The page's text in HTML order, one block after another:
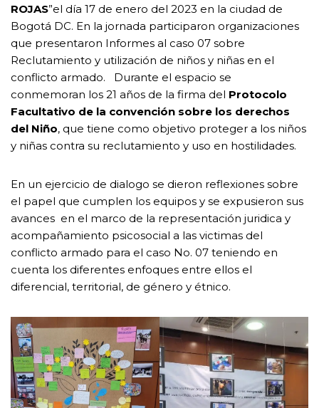
ROJAS”el día 17 de enero del 2023 en la ciudad de
Bogotá DC. En la jornada participaron organizaciones
que presentaron Informes al caso 07 sobre
Reclutamiento y utilización de niños y niñas en el
conflicto armado. Durante el espacio se
conmemoran los 21 años de la firma del Protocolo
Facultativo de la convención sobre los derechos
del Niño, que tiene como objetivo proteger a los niños
y niñas contra su reclutamiento y uso en hostilidades.
En un ejercicio de dialogo se dieron reflexiones sobre
el papel que cumplen los equipos y se expusieron sus
avances en el marco de la representación juridica y
acompañamiento psicosocial a las victimas del
conflicto armado para el caso No. 07 teniendo en
cuenta los diferentes enfoques entre ellos el
diferencial, territorial, de género y étnico.